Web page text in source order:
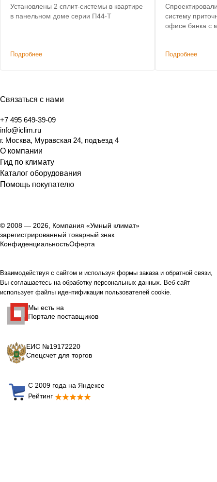
Установлены 2 сплит-системы в квартире
в панельном доме серии П44-Т
Подробнее
систему
офисе банка с
Подробнее
Связаться с нами
+7 495 649-39-09
info@iclim.ru
г. Москва, Муравская 24, подъезд 4
О компании
Гид по климату
Каталог оборудования
Помощь покупателю
© 2008 — 2026, Компания «Умный климат»
зарегистрированный товарный знак
КонфиденциальностьОферта
Взаимодействуя с сайтом и используя формы заказа и обратной связи,
Вы соглашаетесь на обработку персональных данных. Веб-сайт
использует файлы идентификации пользователей cookie.
Мы есть на
Портале поставщиков
ЕИС №19172220
Спецсчет для торгов
С 2009 года на Яндексе
Рейтинг